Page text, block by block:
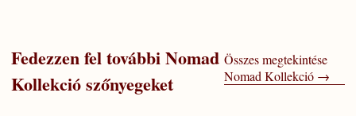
Fedezzen fel továbbiNomad
Kollekciószőnyegeket
Összes megtekintése
Nomad Kollekció →